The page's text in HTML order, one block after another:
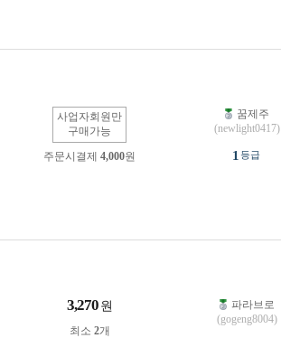
사업자회원만
구매가능
주문시결제 4,000원
꿈제주
(newlight0417)
1 등급
3,270 원
최소 2개
파라브로
(gogeng8004)